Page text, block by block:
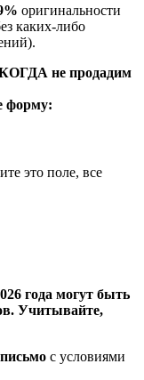
оригинальности
каких-либо
не продадим
форму:
это поле, все
года могут быть
Учитывайте,
с условиями